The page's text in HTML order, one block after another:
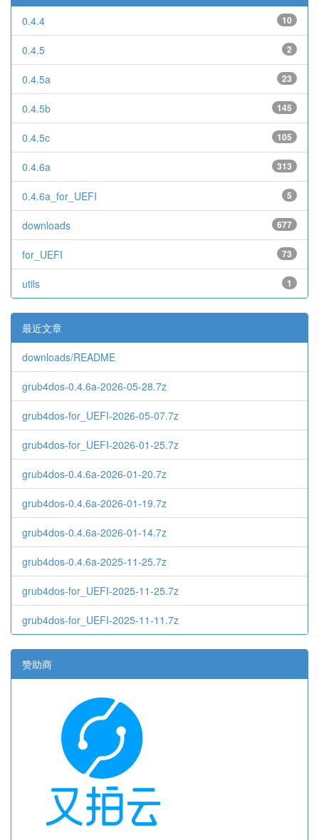
10
0.4.4
2
0.4.5
23
0.4.5a
145
0.4.5b
105
0.4.5c
313
0.4.6a
5
0.4.6a_for_UEFI
677
downloads
73
for_UEFI
1
utils
最近文章
downloads/README
grub4dos-0.4.6a-2026-05-28.7z
grub4dos-for_UEFI-2026-05-07.7z
grub4dos-for_UEFI-2026-01-25.7z
grub4dos-0.4.6a-2026-01-20.7z
grub4dos-0.4.6a-2026-01-19.7z
grub4dos-0.4.6a-2026-01-14.7z
grub4dos-0.4.6a-2025-11-25.7z
grub4dos-for_UEFI-2025-11-25.7z
grub4dos-for_UEFI-2025-11-11.7z
赞助商